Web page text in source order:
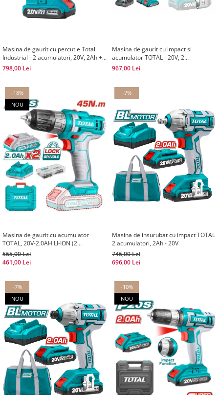
Masina de gaurit cu percutie Total
Industrial - 2 acumulatori, 20V, 2Ah +
50 accesorii
798,00 Lei
Masina de gaurit cu impact si
acumulator TOTAL - 20V, 2
acumulatori
967,00 Lei
-18%
NOU
Masina de gaurit cu acumulator
TOTAL, 20V-2.0AH LI-ION (2
ACUMULATORI) (INDUSTRIAL)
565,00 Lei
461,00 Lei
-7%
Masina de insurubat cu impact TOTAL
2 acumulatori, 2Ah - 20V
746,00 Lei
696,00 Lei
-7%
NOU
-10%
NOU